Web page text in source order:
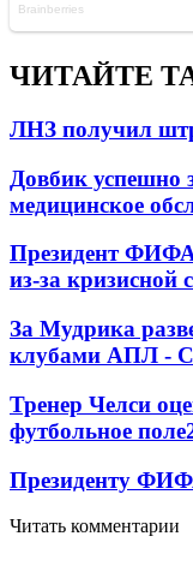
ЧИТАЙТЕ
ЛНЗ получил
Довбик успешно
медицинское
Президент ФИФА
из-за кризисной
За Мудрика
клубами АПЛ -
Тренер Челси
футбольное поле
Президенту
Читать комментарии